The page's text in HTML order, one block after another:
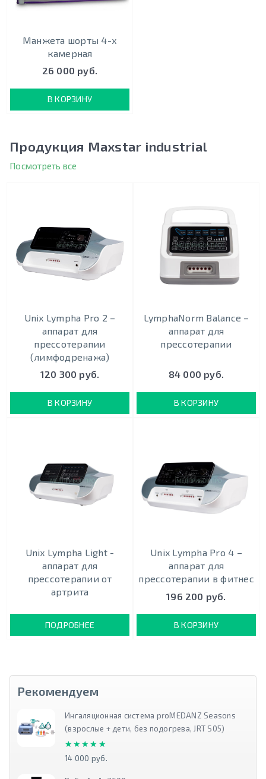
Манжета шорты 4-х
камерная
26 000 руб.
В КОРЗИНУ
Продукция Maxstar industrial
Посмотреть все
Unix Lympha Pro 2 –
аппарат для
прессотерапии
(лимфодренажа)
120 300 руб.
В КОРЗИНУ
LymphaNorm Balance –
аппарат для
прессотерапии
84 000 руб.
В КОРЗИНУ
Unix Lympha Light -
аппарат для
прессотерапии от
артрита
ПОДРОБНЕЕ
Unix Lympha Pro 4 –
аппарат для
прессотерапии в фитнес
196 200 руб.
В КОРЗИНУ
Рекомендуем
Ингаляционная система proMEDANZ Seasons
(взрослые + дети, без подогрева, JRT S05)
★★★★★
★★★★★
14 000 руб.